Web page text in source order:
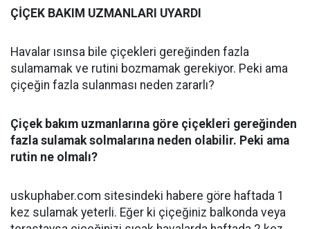
ÇİÇEK BAKIM UZMANLARI UYARDI
Havalar ısınsa bile çiçekleri gereğinden fazla
sulamamak ve rutini bozmamak gerekiyor. Peki ama
çiçeğin fazla sulanması neden zararlı?
Çiçek bakım uzmanlarına göre çiçekleri gereğinden
fazla sulamak solmalarına neden olabilir. Peki ama
rutin ne olmalı?
uskuphaber.com sitesindeki habere göre haftada 1
kez sulamak yeterli. Eğer ki çiçeğiniz balkonda veya